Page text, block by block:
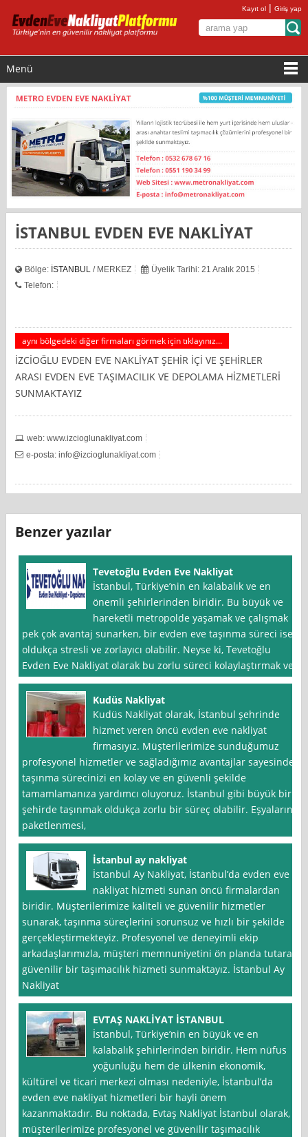
Kayıt ol |Giriş yap
Menü
İSTANBUL EVDEN EVE NAKLİYAT
Bölge: İSTANBUL / MERKEZ
Üyelik Tarihi: 21 Aralık 2015
Telefon:
aynı bölgedeki diğer firmaları görmek için tıklayınız...
İZCİOĞLU EVDEN EVE NAKLİYAT ŞEHİR İÇİ VE ŞEHİRLER
ARASI EVDEN EVE TAŞIMACILIK VE DEPOLAMA HİZMETLERİ
SUNMAKTAYIZ
web: www.izcioglunakliyat.com
e-posta:info@izcioglunakliyat.com
Benzer yazılar
Tevetoğlu Evden Eve Nakliyat
İstanbul, Türkiye’nin en kalabalık ve en
önemli şehirlerinden biridir. Bu büyük ve
hareketli metropolde yaşamak ve çalışmak
pek çok avantaj sunarken, bir evden eve taşınma süreci ise
oldukça stresli ve zorlayıcı olabilir. Neyse ki, Tevetoğlu
Evden Eve Nakliyat olarak bu zorlu süreci kolaylaştırmak ve
Kudüs Nakliyat
Kudüs Nakliyat olarak, İstanbul şehrinde
hizmet veren öncü evden eve nakliyat
firmasıyız. Müşterilerimize sunduğumuz
profesyonel hizmetler ve sağladığımız avantajlar sayesinde,
taşınma sürecinizi en kolay ve en güvenli şekilde
tamamlamanıza yardımcı oluyoruz. İstanbul gibi büyük bir
şehirde taşınmak oldukça zorlu bir süreç olabilir. Eşyaların
paketlenmesi,
İstanbul ay nakliyat
İstanbul Ay Nakliyat, İstanbul’da evden eve
nakliyat hizmeti sunan öncü firmalardan
biridir. Müşterilerimize kaliteli ve güvenilir hizmetler
sunarak, taşınma süreçlerini sorunsuz ve hızlı bir şekilde
gerçekleştirmekteyiz. Profesyonel ve deneyimli ekip
arkadaşlarımızla, müşteri memnuniyetini ön planda tutarak
güvenilir bir taşımacılık hizmeti sunmaktayız. İstanbul Ay
Nakliyat
EVTAŞ NAKLİYAT İSTANBUL
İstanbul, Türkiye’nin en büyük ve en
kalabalık şehirlerinden biridir. Hem nüfus
yoğunluğu hem de ülkenin ekonomik,
kültürel ve ticari merkezi olması nedeniyle, İstanbul’da
evden eve nakliyat hizmetleri bir hayli önem
kazanmaktadır. Bu noktada, Evtaş Nakliyat İstanbul olarak,
müşterilerimize profesyonel ve güvenilir taşımacılık